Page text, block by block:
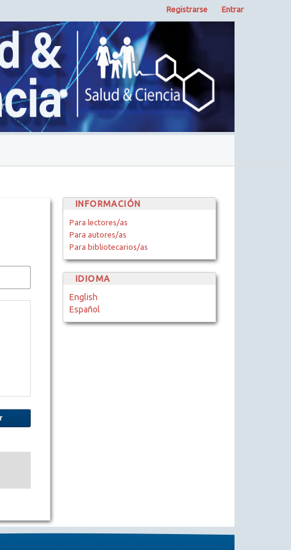
Registrarse Entrar
INFORMACIÓN
Para lectores/as
Para autores/as
Para bibliotecarios/as
IDIOMA
English
Español